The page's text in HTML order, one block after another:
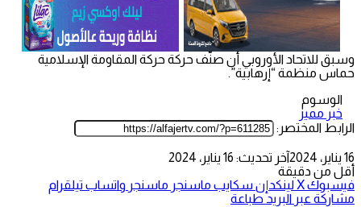
وسبق للاتحاد الأوروبي أن صنّف حركة حركة المقاومة الإسلامية
حماس منظمة “إرهابية”.
الوسوم
خبر مميز
الرابط المختصر:
16 يناير، 2024
آخر تحديث: 16 يناير، 2024
أقل من دقيقة
فيسبوك‫Xلينكدإن سكايب ماسنجر ماسنجر واتساب تيلقرام
مشاركة عبر البريد طباعة